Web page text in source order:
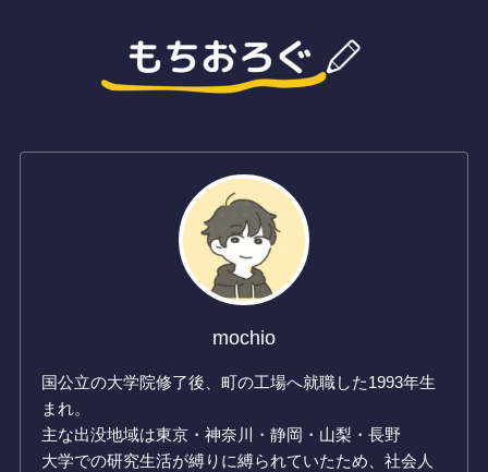
mochio
国公立の大学院修了後、町の工場へ就職した1993年生
まれ。
主な出没地域は東京・神奈川・静岡・山梨・長野
大学での研究生活が縛りに縛られていたため、社会人